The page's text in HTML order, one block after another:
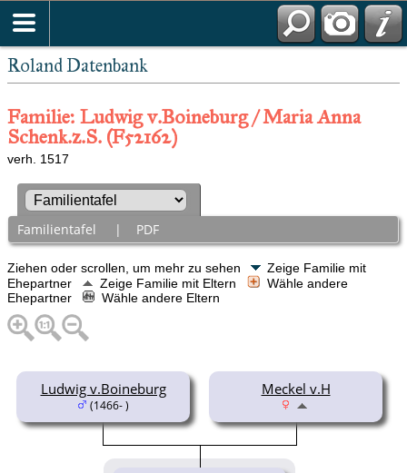
Roland Datenbank
Familie: Ludwig v.Boineburg / Maria Anna
Schenk.z.S. (F52162)
verh. 1517
Familientafel | PDF
Ziehen oder scrollen, um mehr zu sehen
Zeige Familie mit
Ehepartner
Zeige Familie mit Eltern
Wähle andere
Ehepartner
Wähle andere Eltern
Ludwig v.Boineburg
(1466- )
Meckel v.H